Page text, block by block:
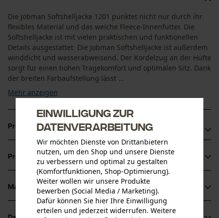
Die Jobman Softshelljacke 1201 punktet nicht nur durch ihr
flexibles Material und das weiche Fleece-Innenfutter. Die
Softshelljacke ist mit vielen praktischen und funktionellen
Details ausgestattet. Die Jobman Softshelljacke ist außerdem
winddicht und wasserabweisend. Der Kordelzug an der Hüfte
sorgt für einen hohen Tragekomfort und optimalen Sitz. Dank
der breiten Farbaufstellung lässt ...
Mehr anzeigen
Produktvorteile
Winddichte Jobman Softshelljacke
Flexibles Material mit 4% Elasten - dadurch weniger
Ermüdung
Produktinformationen
Produktdetails
Ärmeltyp
Material & Pflege
Einwilligung zur
Datenverarbeitung
Wir möchten Dienste von Drittanbietern
nutzen, um den Shop und unsere Dienste
zu verbessern und optimal zu gestalten
(Komfortfunktionen, Shop-Optimierung).
Weiter wollen wir unsere Produkte
bewerben (Social Media / Marketing).
Dafür können Sie hier Ihre Einwilligung
erteilen und jederzeit widerrufen. Weitere